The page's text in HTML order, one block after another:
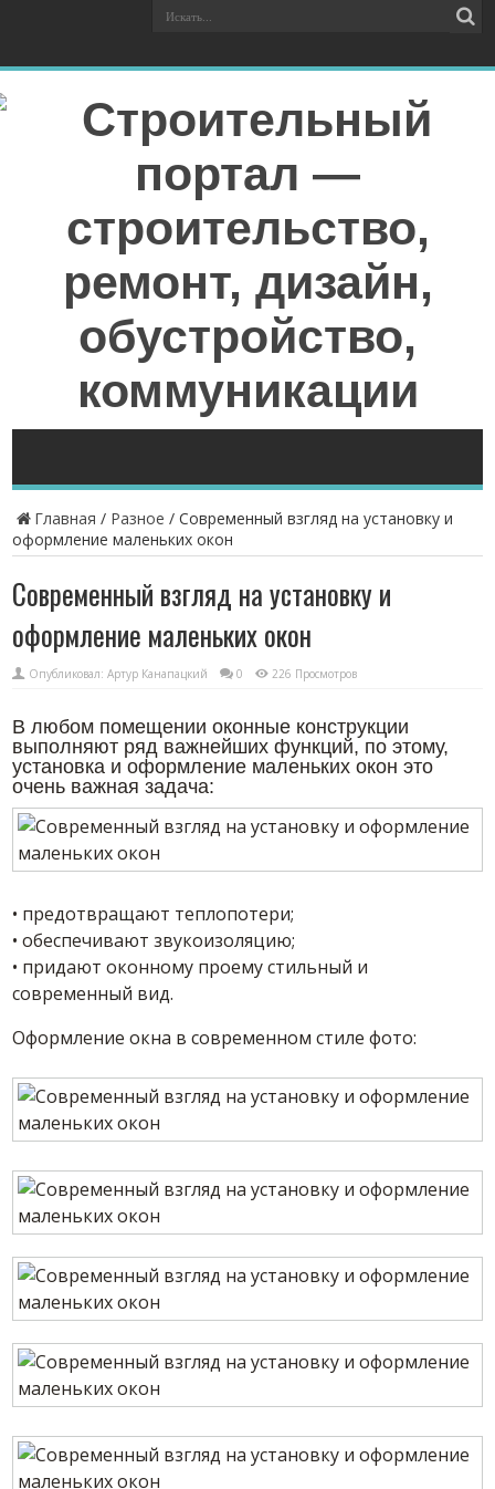
Главная / Разное /Современный взгляд на установку и
оформление маленьких окон
Современный взгляд на установку и
оформление маленьких окон
Опубликовал:Артур Канапацкий 0 226 Просмотров
В любом помещении оконные конструкции
выполняют ряд важнейших функций, по этому,
установка и оформление маленьких окон это
очень важная задача:
• предотвращают теплопотери;
• обеспечивают звукоизоляцию;
• придают оконному проему стильный и
современный вид.
Оформление окна в современном стиле фото: